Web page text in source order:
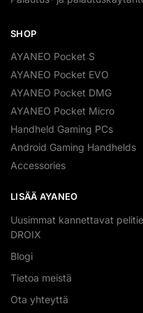
SHOP
AYANEO Pocket S
AYANEO Pocket EVO
AYANEO Pocket DMG
AYANEO Pocket Micro
Handheld Gaming PCs
Android Gaming Handhelds
Accessories
LISÄÄ AYANEO
Uusimmat kannettavat
DROIX
Blogi
Tietoa meistä
Ota yhteyttä